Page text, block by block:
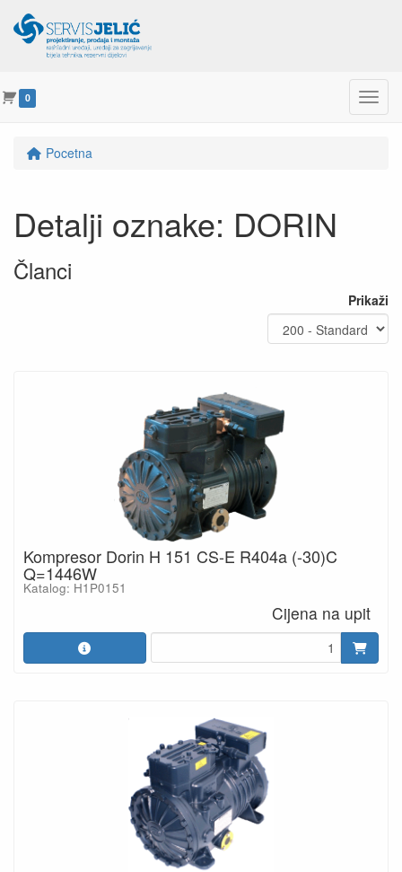
0 Menu
Pocetna
Detalji oznake: DORIN
Članci
Prikaži
Kompresor Dorin H 151 CS-E R404a (-30)C
Q=1446W
Katalog: H1P0151
Cijena na upit